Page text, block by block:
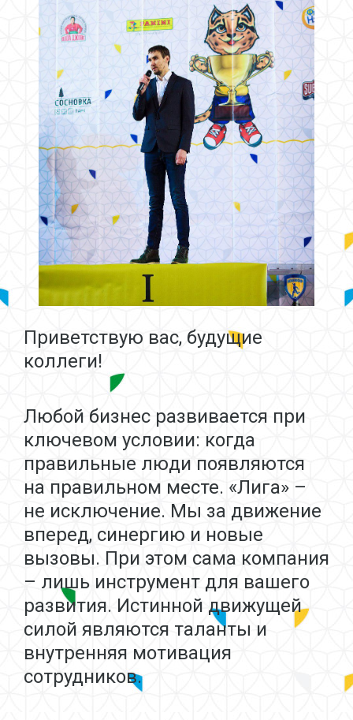
Приветствую вас, будущие
коллеги!
Любой бизнес развивается при
ключевом условии: когда
правильные люди появляются
на правильном месте. «Лига» –
не исключение. Мы за движение
вперед, синергию и новые
вызовы. При этом сама компания
– лишь инструмент для вашего
развития. Истинной движущей
силой являются таланты и
внутренняя мотивация
сотрудников.